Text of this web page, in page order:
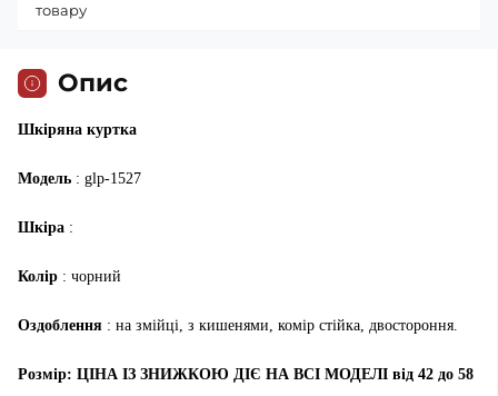
Опис
Шкіряна куртка
Модель : glp-1527
Шкіра :
Колір : чорний
Оздоблення : на змійці, з кишенями, комір стійка, двостороння.
Розмір: ЦІНА ІЗ ЗНИЖКОЮ ДІЄ НА ВСІ МОДЕЛІ від 42 до 58
товару